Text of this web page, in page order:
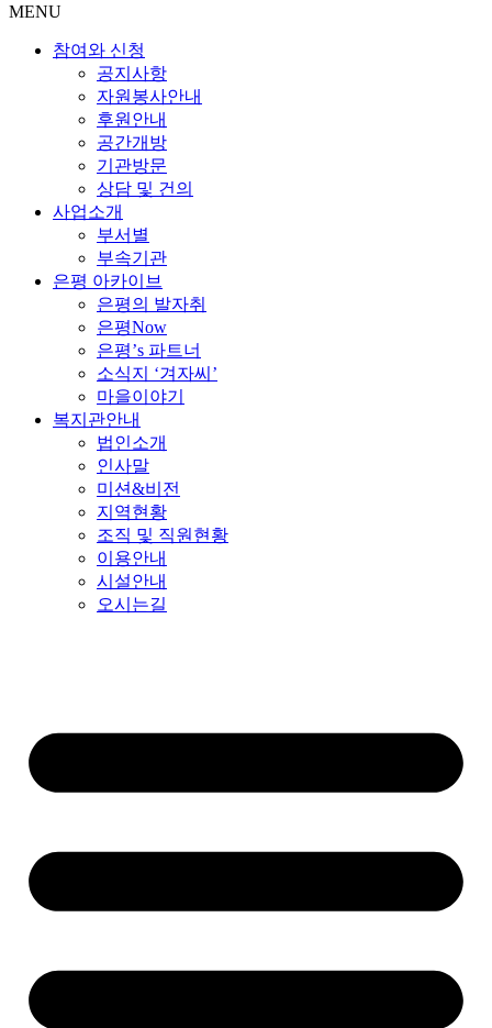
MENU
참여와 신청
공지사항
자원봉사안내
후원안내
공간개방
기관방문
상담 및 건의
사업소개
부서별
부속기관
은평 아카이브
은평의 발자취
은평Now
은평’s 파트너
소식지 ‘겨자씨’
마을이야기
복지관안내
법인소개
인사말
미션&비전
지역현황
조직 및 직원현황
이용안내
시설안내
오시는길